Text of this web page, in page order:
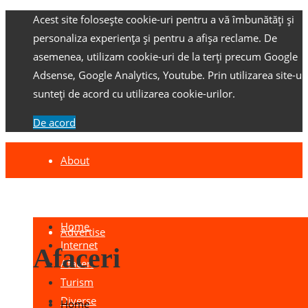
Acest site folosește cookie-uri pentru a vă îmbunătăți și
personaliza experiența și pentru a afișa reclame. De
asemenea, utilizam cookie-uri de la terți precum Google
Adsense, Google Analytics, Youtube. Prin utilizarea site-
sunteți de acord cu utilizarea cookie-urilor.
De acord
About
Advertise
Home
Internet
Afaceri
Turism
Diverse
Afaceri
Home